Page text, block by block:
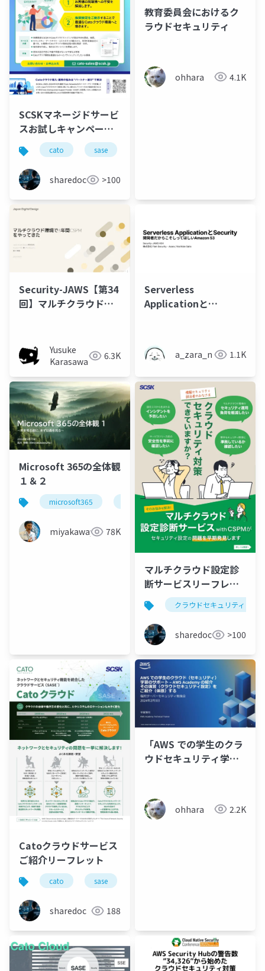
SCSKマネージドサービ
スお試しキャンペーン
第一弾「Catoクラウド
設定診断サービス」
cato sase
sharedoc >100
教育委員会におけるク
ラウドセキュリティ
ohhara 4.1K
Security-JAWS【第34
回】マルチクラウド環
Yusuke
Karasawa
6.3K
Serverless
Applicationと
Amazon S3
a_zara_n 1.1K
Microsoft 365の全体観
１＆２
microsoft365 powerapps
miyakawayuho78K
マルチクラウド設定診
断サービスリーフレッ
ト
クラウドセキュリティ
sharedoc >100
Catoクラウドサービス
ご紹介リーフレット
cato sase
sharedoc 188
「AWS での学生のクラ
ウドセキュリティ学習
の演習でクラウドセキ
ュリティ設定を体感す
ohhara 2.2K